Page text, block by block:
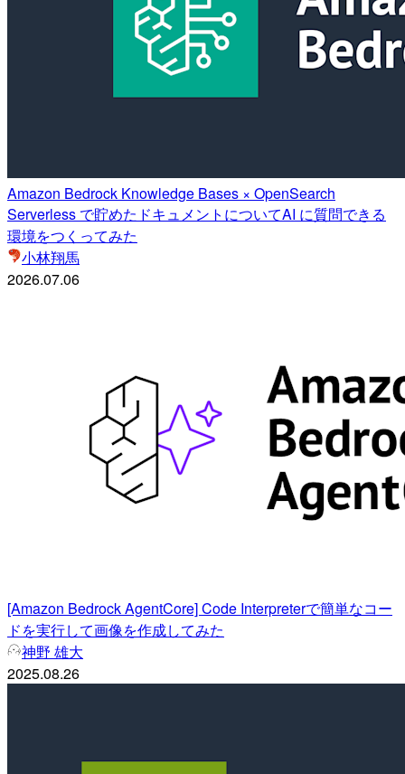
Amazon Bedrock Knowledge Bases × OpenSearch
Serverless で貯めたドキュメントについてAI に質問できる
環境をつくってみた
小林翔馬
2026.07.06
[Amazon Bedrock AgentCore] Code Interpreterで簡単なコー
ドを実行して画像を作成してみた
神野 雄大
2025.08.26